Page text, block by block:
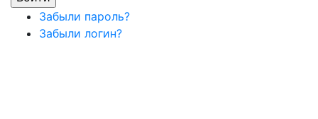
Забыли пароль?
Забыли логин?